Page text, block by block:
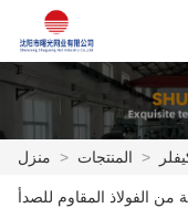
العربية
منزل > المنتجات >
من الفولاذ المقاوم للصدأ